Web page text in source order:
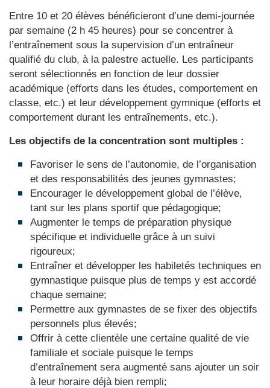
Entre 10 et 20 élèves bénéficieront d’une demi-journée
par semaine (2 h 45 heures) pour se concentrer à
l’entraînement sous la supervision d’un entraîneur
qualifié du club, à la palestre actuelle. Les participants
seront sélectionnés en fonction de leur dossier
académique (efforts dans les études, comportement en
classe, etc.) et leur développement gymnique (efforts et
comportement durant les entraînements, etc.).
Les objectifs de la concentration sont multiples :
Favoriser le sens de l’autonomie, de l’organisation
et des responsabilités des jeunes gymnastes;
Encourager le développement global de l’élève,
tant sur les plans sportif que pédagogique;
Augmenter le temps de préparation physique
spécifique et individuelle grâce à un suivi
rigoureux;
Entraîner et développer les habiletés techniques en
gymnastique puisque plus de temps y est accordé
chaque semaine;
Permettre aux gymnastes de se fixer des objectifs
personnels plus élevés;
Offrir à cette clientèle une certaine qualité de vie
familiale et sociale puisque le temps
d’entraînement sera augmenté sans ajouter un soir
à leur horaire déjà bien rempli;